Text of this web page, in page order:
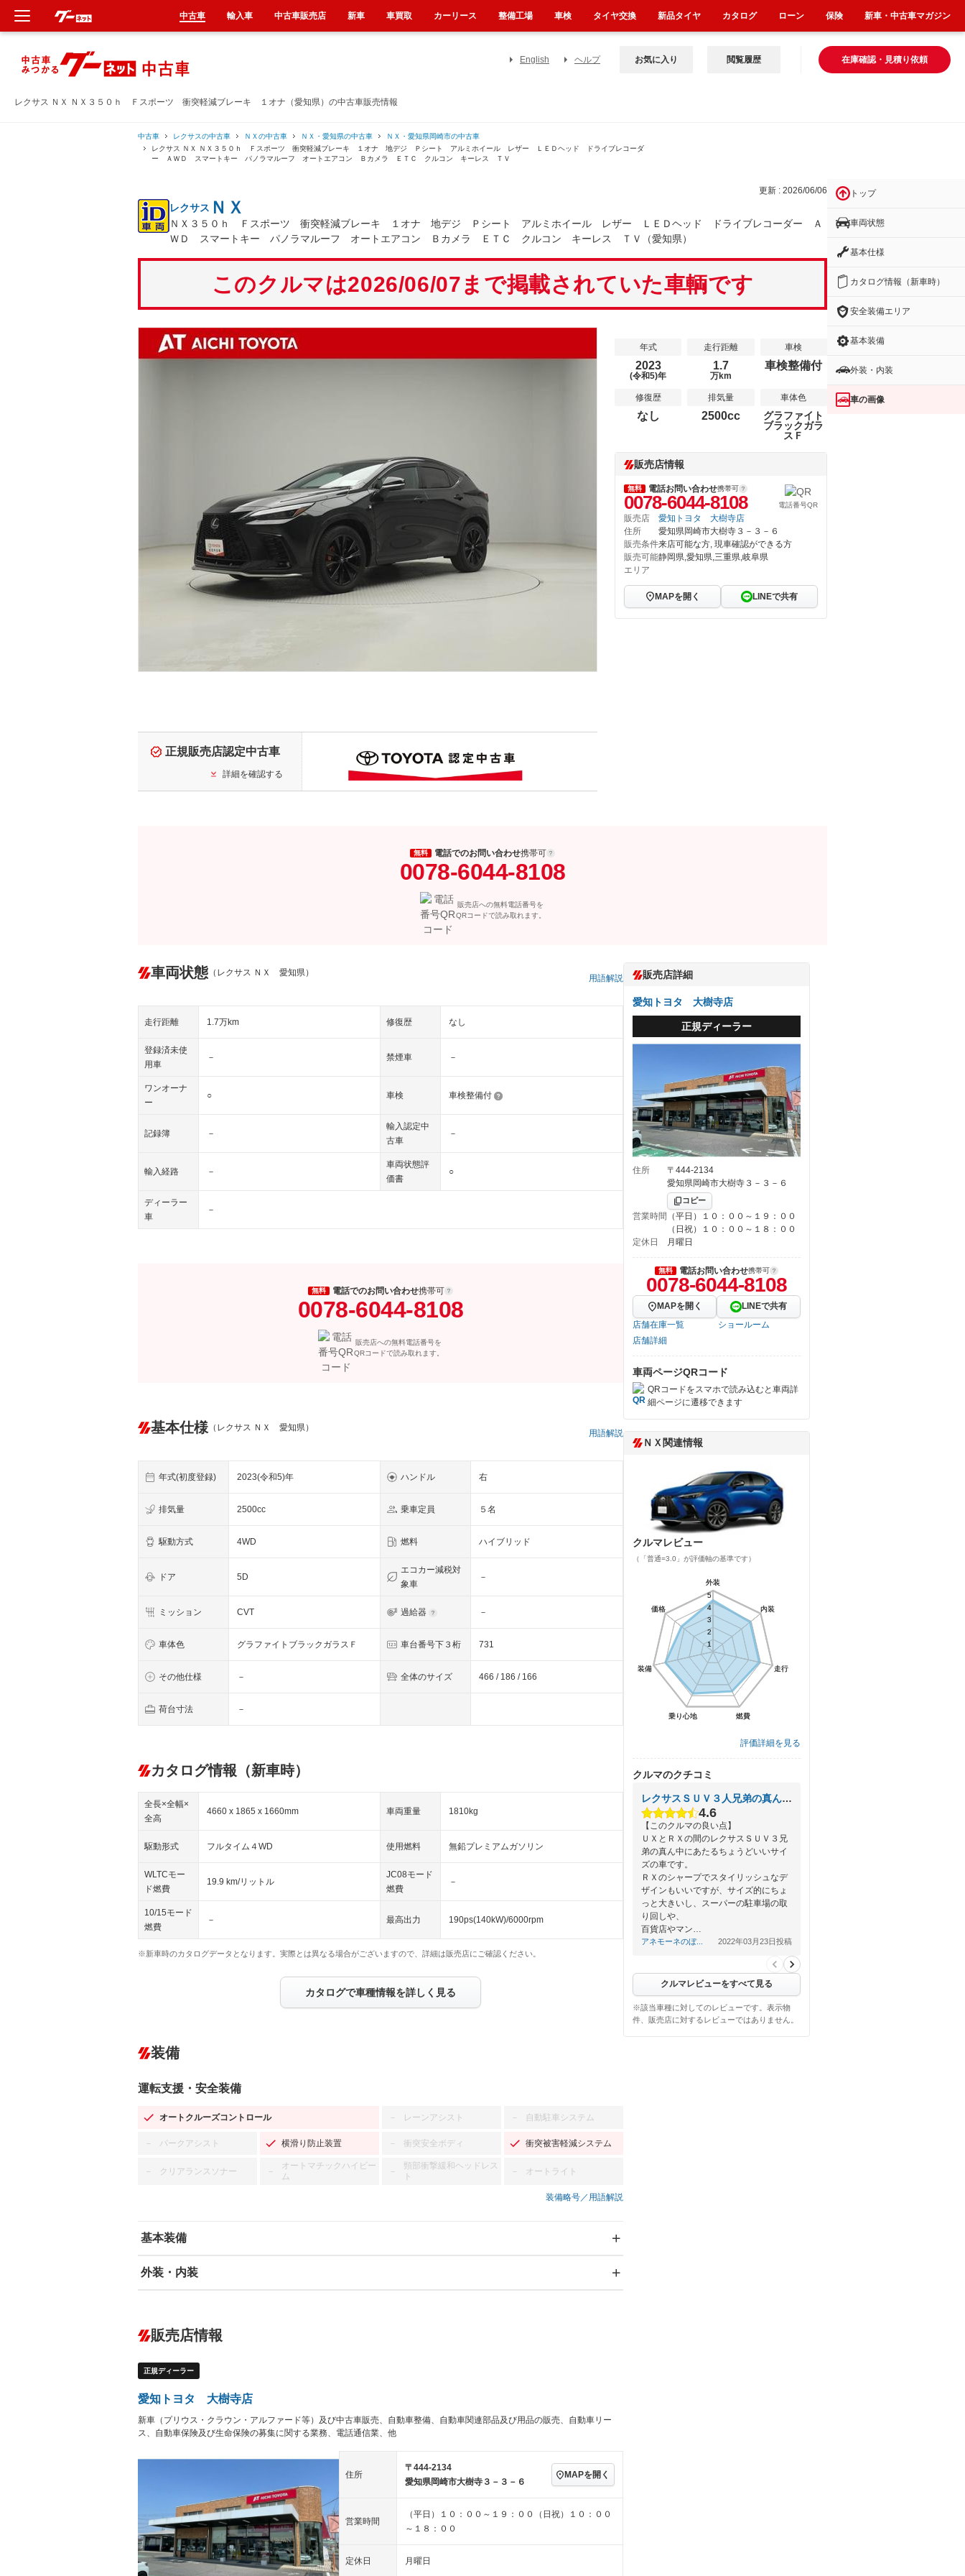
レクサス ＮＸ ＮＸ３５０ｈ Ｆスポーツ 衝突軽減ブレーキ １オナ（愛知県）の中古車販売情報
English ヘルプ 在庫確認・見積り依頼
お気に入り 閲覧履歴
中古車 レクサスの中古車 ＮＸの中古車 ＮＸ・愛知県の中古車
ＮＸ・愛知県岡崎市の中古車
レクサス ＮＸ ＮＸ３５０ｈ Ｆスポーツ 衝突軽減ブレーキ １オナ 地デジ Ｐシート アルミホイール レザー ＬＥＤヘッド ドライブレコーダ
ー ＡＷＤ スマートキー パノラマルーフ オートエアコン Ｂカメラ ＥＴＣ クルコン キーレス ＴＶ
更新 : 2026/06/06
レクサス ＮＸ
ＮＸ３５０ｈ Ｆスポーツ 衝突軽減ブレーキ １オナ 地デジ Ｐシート アルミホイール レザー ＬＥＤヘッド ドライブレコーダー Ａ
ＷＤ スマートキー パノラマルーフ オートエアコン Ｂカメラ ＥＴＣ クルコン キーレス ＴＶ（愛知県）
このクルマは2026/06/07まで掲載されていた車輌です
正規販売店認定中古車
詳細を確認する
年式
2023
(令和5)年
走行距離
1.7
万km
車検
車検整備付
修復歴
なし
排気量
2500cc
車体色
グラファイト
ブラックガラ
スＦ
販売店情報
無料 電話お問い合わせ携帯可
0078-6044-8108 電話番号QR
販売店
愛知トヨタ 大樹寺店
住所
愛知県岡崎市大樹寺３－３－６
販売条件来店可能な方, 現車確認ができる方
販売可能
エリア
静岡県,愛知県,三重県,岐阜県
MAPを開く LINEで共有
無料 電話でのお問い合わせ携帯可
0078-6044-8108
販売店への無料電話番号を
QRコードで読み取れます。
車両状態 （レクサス ＮＸ 愛知県）
用語解説
走行距離 1.7万km 修復歴 なし
登録済未使
用車
－ 禁煙車 －
ワンオーナ
ー
○ 車検 車検整備付
記録簿 －
輸入認定中
古車
－
輸入経路 －
車両状態評
価書
○
ディーラー
車
－
無料 電話でのお問い合わせ携帯可
0078-6044-8108
販売店への無料電話番号を
QRコードで読み取れます。
基本仕様 （レクサス ＮＸ 愛知県）
用語解説
年式(初度登録) 2023(令和5)年 ハンドル 右
排気量 2500cc 乗車定員 ５名
駆動方式 4WD 燃料 ハイブリッド
ドア 5D
エコカー減税対
象車
－
ミッション CVT 過給器 －
車体色 グラファイトブラックガラスＦ 車台番号下３桁 731
その他仕様 － 全体のサイズ 466 / 186 / 166
荷台寸法 －
カタログ情報（新車時）
全長×全幅×
全高
4660 x 1865 x 1660mm 車両重量 1810kg
駆動形式 フルタイム４WD 使用燃料 無鉛プレミアムガソリン
WLTCモー
ド燃費
19.9 km/リットル
JC08モード
燃費
－
10/15モード
燃費
－ 最高出力 190ps(140kW)/6000rpm
※新車時のカタログデータとなります。実際とは異なる場合がございますので、詳細は販売店にご確認ください。
カタログで車種情報を詳しく見る
装備
運転支援・安全装備
オートクルーズコントロール － レーンアシスト － 自動駐車システム
－ パークアシスト 横滑り防止装置 － 衝突安全ボディ 衝突被害軽減システム
－ クリアランスソナー －
オートマチックハイビー
ム
－
頸部衝撃緩和ヘッドレス
ト
－ オートライト
装備略号／用語解説
基本装備
エアバッグ：運転席/助手席/サイド
－ ダウンヒルアシストコントロール
－ Bluetooth接続
－ レンタカーアップ
外装・内装
オーディオ：ミュージックプレイヤー接続可
－
ヘッドライトウォッシャ
ー
LEDヘッドランプ
ETC － エアロ スマートキー － ローダウン
チップアップシート オットマン 電動格納サードシート
シートヒーター － ウォークスルー
－ フロントカメラ － シートエアコン 全周囲カメラ
－ ルーフレール － エアサスペンション
販売店情報
正規ディーラー
愛知トヨタ 大樹寺店
新車（プリウス・クラウン・アルファード等）及び中古車販売、自動車整備、自動車関連部品及び用品の販売、自動車リー
ス、自動車保険及び生命保険の募集に関する業務、電話通信業、他
住所
〒444-2134
愛知県岡崎市大樹寺３－３－６
MAPを開く
営業時間
（平日）１０：００～１９：００（日祝）１０：００
～１８：００
定休日 月曜日
販売店詳細
愛知トヨタ 大樹寺店
正規ディーラー
住所
〒444-2134
愛知県岡崎市大樹寺３－３－６
コピー
営業時間 （平日）１０：００～１９：００
（日祝）１０：００～１８：００
定休日
月曜日
無料 電話お問い合わせ携帯可
0078-6044-8108
MAPを開く
LINEで共有
店舗在庫一覧
ショールーム
店舗詳細
車両ページQRコード
QRコードをスマホで読み込むと車両詳
細ページに遷移できます
ＮＸ関連情報
クルマレビュー
（「普通=3.0」が評価軸の基準です）
外装
内装
走行
燃費
乗り心地
装備
価格
1
2
3
4
5
外装
内装
走行
燃費
乗り心地
装備
価格
1
2
3
4
5
評価詳細を見る
クルマのクチコミ
レクサスＳＵＶ３人兄弟の真ん中的存在
4.6
【このクルマの良い点】
ＵＸとＲＸの間のレクサスＳＵＶ３兄
弟の真ん中にあたるちょうどいいサイ
ズの車です。
ＲＸのシャープでスタイリッシュなデ
ザインもいいですが、サイズ的にちょ
っと大きいし、スーパーの駐車場の取
り回しや、
百貨店やマン…
アネモーネのぼ... 2022年03月23日投稿
クルマレビューをすべて見る
※該当車種に対してのレビューです。表示物
件、販売店に対するレビューではありません。
トップ
車両状態
基本仕様
カタログ情報（新車時）
安全装備エリア
基本装備
外装・内装
車の画像
中古車 輸入車 中古車販売店 新車 車買取 カーリース 整備工場 車検 タイヤ交換 新品タイヤ カタログ ローン 保険 新車・中古車マガジン
新車
中古車